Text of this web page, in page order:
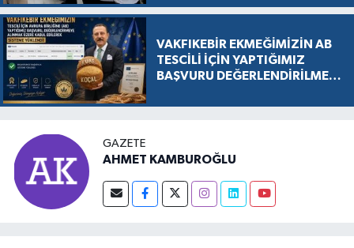
VAKFIKEBİR EKMEĞİMİZİN AB
TESCİLİ İÇİN YAPTIĞIMIZ
BAŞVURU DEĞERLENDİRİLMEK
RESMEN BAŞLADI
GAZETE
AHMET KAMBUROĞLU